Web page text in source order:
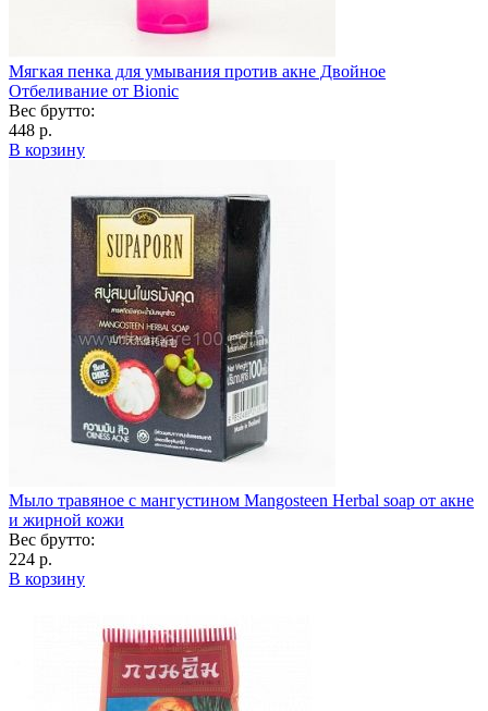
Мягкая пенка для умывания против акне Двойное
Отбеливание от Bionic
Вес брутто:
448 р.
В корзину
Мыло травяное с мангустином Mangosteen Herbal soap от акне
и жирной кожи
Вес брутто:
224 р.
В корзину